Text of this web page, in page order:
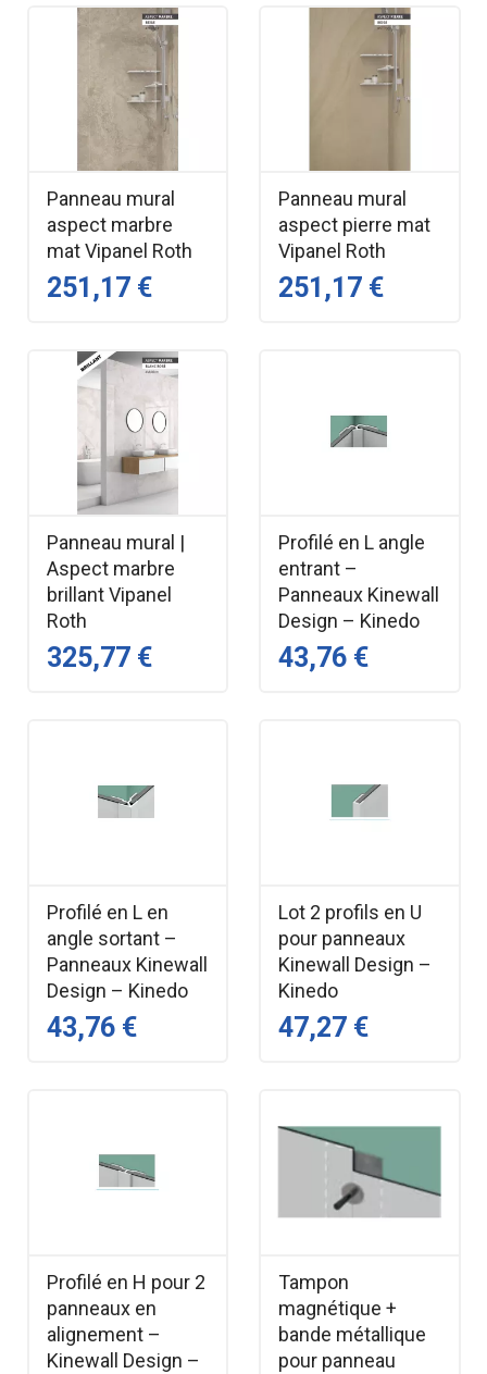
Panneau mural
aspect marbre
mat Vipanel Roth
251,17 €
Panneau mural
aspect pierre mat
Vipanel Roth
251,17 €
Panneau mural |
Aspect marbre
brillant Vipanel
Roth
325,77 €
Profilé en L angle
entrant –
Panneaux Kinewall
Design – Kinedo
43,76 €
Profilé en L en
angle sortant –
Panneaux Kinewall
Design – Kinedo
43,76 €
Lot 2 profils en U
pour panneaux
Kinewall Design –
Kinedo
47,27 €
Profilé en H pour 2
panneaux en
alignement –
Kinewall Design –
Tampon
magnétique +
bande métallique
pour panneau